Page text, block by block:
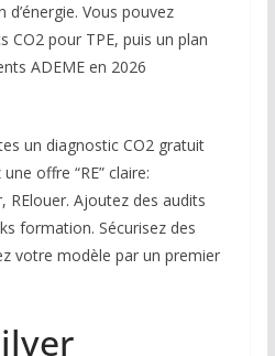
Vous pouvez
CO2 pour TPE, puis un plan
ADEME en 2026
un diagnostic CO2 gratuit
offre “RE” claire:
RElouer. Ajoutez des audits
formation. Sécurisez des
votre modèle par un premier